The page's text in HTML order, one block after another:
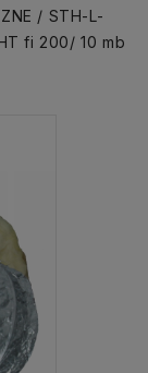
STH-L-
fi 200/ 10 mb